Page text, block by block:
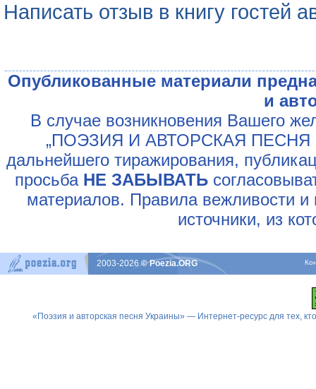
Написать отзыв в книгу гостей
Опубликованные материали
и
В случае возникновения Вашего
„ПОЭЗИЯ И АВТОРСКАЯ ПЕСНЯ
дальнейшего тиражирования,
просьба НЕ ЗАБЫВАТЬ
материалов. Правила вежливости и
источники, из
2003-2026© Poezia.ORG
«Поэзия и авторская песня Украины» — Интернет-ресурс для тех,